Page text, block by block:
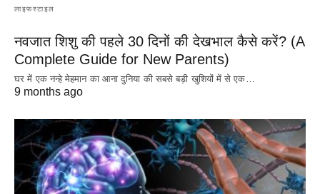
लाइफस्टाइल
नवजात शिशु की पहले 30 दिनों की देखभाल कैसे करें? (A
Complete Guide for New Parents)
घर में एक नन्हे मेहमान का आना दुनिया की सबसे बड़ी खुशियों में से एक…
9 months ago